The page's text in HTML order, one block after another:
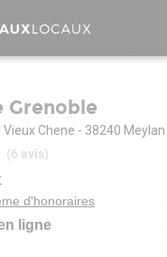
Grenoble
Vieux Chene - 38240 Meylan
(6 avis)
d'honoraires
ligne